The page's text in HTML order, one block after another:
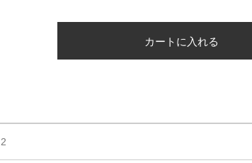
カートに入れる
2